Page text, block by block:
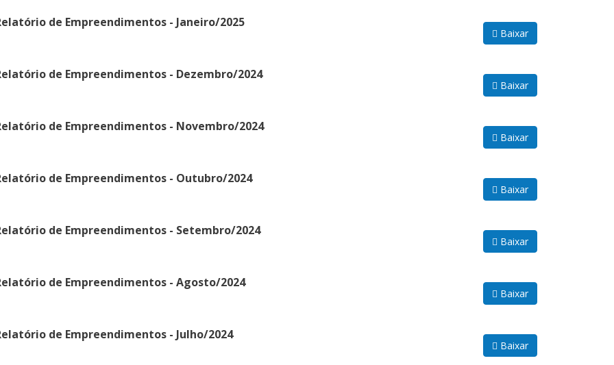
de Empreendimentos - Janeiro/2025
Baixar
de Empreendimentos - Dezembro/2024
Baixar
de Empreendimentos - Novembro/2024
Baixar
de Empreendimentos - Outubro/2024
Baixar
de Empreendimentos - Setembro/2024
Baixar
de Empreendimentos - Agosto/2024
Baixar
de Empreendimentos - Julho/2024
Baixar